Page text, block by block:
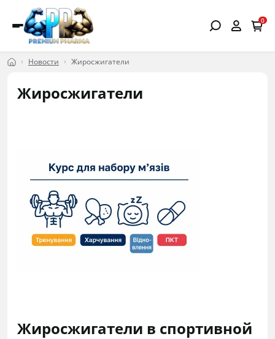
0
Новости Жиросжигатели
Жиросжигатели
Жиросжигатели в спортивной